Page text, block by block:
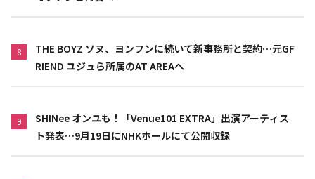
8
THE BOYZ ソヌ、ヨンフンに続いて新事務所と契約…元GF
RIEND ユジュら所属のAT AREAへ
9
SHINee オンユも！「Venue101 EXTRA」出演アーティス
ト発表…9月19日にNHKホールにて公開収録